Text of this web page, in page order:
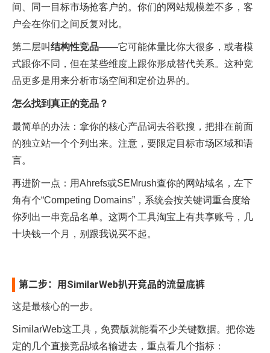
间、同一目标市场抢客户的。你们的网站规模差不多，客
户会在你们之间反复对比。
第二层叫结构性竞品——它可能体量比你大很多，或者模
式跟你不同，但在某些维度上跟你形成替代关系。这种竞
品更多是用来分析市场空间和定价边界的。
怎么找到真正的竞品？
最简单的办法：拿你的核心产品词去谷歌搜，把排在前面
的独立站一个个列出来。注意，要限定目标市场区域和语
言。
再进阶一点：用Ahrefs或SEMrush查你的网站域名，左下
角有个“Competing Domains”，系统会按关键词重合度给
你列出一串竞品名单。这两个工具淘宝上有共享账号，几
十块钱一个月，别跟我说买不起。
第二步：用SimilarWeb扒开竞品的流量底裤
这是最核心的一步。
SimilarWeb这工具，免费版就能看不少关键数据。把你选
定的几个直接竞品域名输进去，重点看几个指标：